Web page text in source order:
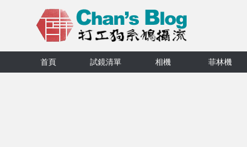
首頁 試鏡清單 相機 菲林機